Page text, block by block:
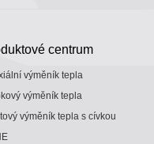
centrum
výměník tepla
výměník tepla
výměník tepla s cívkou